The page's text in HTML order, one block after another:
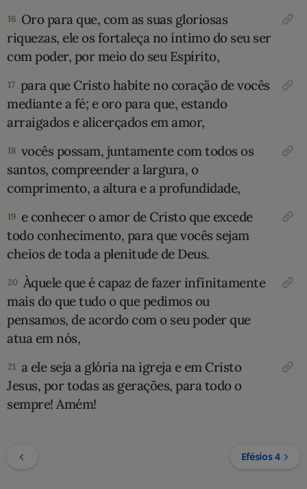
16 Oro para que, com as suas gloriosas
riquezas, ele os fortaleça no íntimo do seu ser
com poder, por meio do seu Espírito,
17 para que Cristo habite no coração de vocês
mediante a fé; e oro para que, estando
arraigados e alicerçados em amor,
18 vocês possam, juntamente com todos os
santos, compreender a largura, o
comprimento, a altura e a profundidade,
19 e conhecer o amor de Cristo que excede
todo conhecimento, para que vocês sejam
cheios de toda a plenitude de Deus.
20 Àquele que é capaz de fazer infinitamente
mais do que tudo o que pedimos ou
pensamos, de acordo com o seu poder que
atua em nós,
21 a ele seja a glória na igreja e em Cristo
Jesus, por todas as gerações, para todo o
sempre! Amém!
Efésios 4